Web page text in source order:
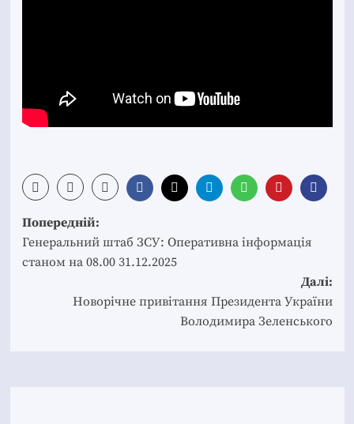
Post
navigation
Попередній:
Генеральний штаб ЗСУ: Оперативна інформація
станом на 08.00 31.12.2025
Далі:
Новорічне привітання Президента України
Володимира Зеленського